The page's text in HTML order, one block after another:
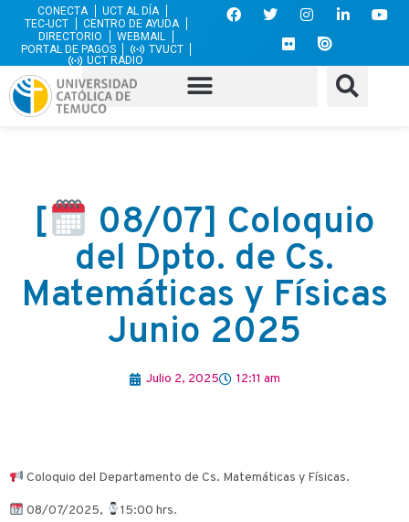
CONECTA
UCT AL DÍA
TEC-UCT
CENTRO DE AYUDA
DIRECTORIO
WEBMAIL
PORTAL DE PAGOS
TVUCT
UCT RADIO
[
08/07] Coloquio
del Dpto. de Cs.
Matemáticas y Físicas
Junio 2025
Julio 2, 2025 12:11 am
Coloquio del Departamento de Cs. Matemáticas y Físicas.
08/07/2025, 15:00 hrs.